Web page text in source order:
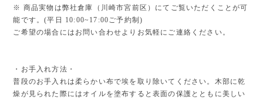
※ 商品実物は弊社倉庫（川崎市宮前区）にてご覧いただくことが可
能です。(平日 10:00~17:00ご予約制)
ご希望の場合にはお問い合わせよりお気軽にご連絡ください。
・お手入れ方法・
普段のお手入れは柔らかい布で埃を取り除いてください。木部に乾
燥が見られた際にはオイルを塗布すると表面の保護とともに美しい